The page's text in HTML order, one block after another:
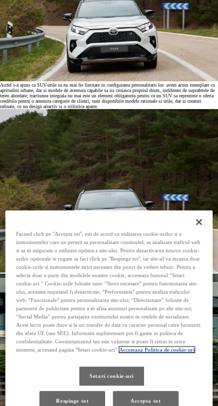
Astfel s-a ajuns ca SUV-urile sa nu mai fie limitate in configurarea personalitatii lor: avem acum exemplare cu
aptitudini urbane, dar si modele de aventura capabile sa isi croiasca propriul drum, indiferent de suprafetele de
teren abordate; tractiunea integrala nu mai este un element obligatoriu pentru ca un SUV sa reprezinte o oferta
credibila pentru o anumita categorie de clienti; sunt disponibile modele rationale si utile, dar si creaturi
rafinate, cu un design atractiv si o stilistica aparte.
Facand click pe "Accepta tot", esti de acord cu utilizarea cookie-urilor si a
instrumentelor care ne permit sa personalizam continutul, sa analizam traficul web
si sa iti asiguram o utilizare optima a site-ului. Pentru dezactivarea tuturor cookie-
urilor optionale te rugam sa faci click pe "Respinge tot", iar site-ul va incarca doar
cookie-urile si instrumentele strict necesare din punct de vedere tehnic. Pentru a
selecta doar o parte din modulele noastre cookie, acceseaza butonul “Setari
cookie-uri.” Cookie-urile folosite sunt: “Strict necesare” pentru functionarea site-
ului, aceastea neputand fi dezactivate; “Performanta” pentru analiza traficului
web; “Functionale” pentru personalizarea site-ului; “Directionare” folosite de
partenerii de publicitate pentru a iti afisa anunturi personalizate pe alte site-uri;
“Social Media” pentru partajarea continutului nostru in retelele de socializare.
Acest lucru poate duce si la un transfer de date cu caracter personal catre furnizori
din afara UE (sau SEE). Informatii suplimentare pot fi gasite in politica de
confidentialitate. Consimtamantul tau este voluntar si poate fi retras in orice
moment, accesand pagina "Setari cookie-uri" Acceseaza Politica de cookie-uri
Setari cookie-uri
Respinge tot Accepta tot